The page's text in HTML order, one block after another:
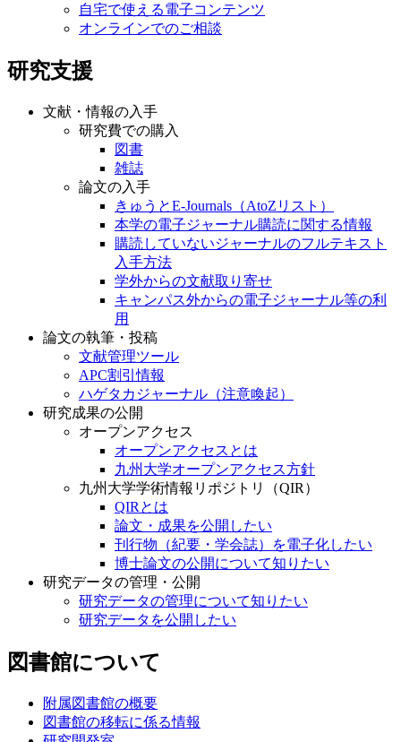
自宅で使える電子コンテンツ
オンラインでのご相談
研究支援
文献・情報の入手
研究費での購入
図書
雑誌
論文の入手
きゅうとE-Journals（AtoZリスト）
本学の電子ジャーナル購読に関する情報
購読していないジャーナルのフルテキスト
入手方法
学外からの文献取り寄せ
キャンパス外からの電子ジャーナル等の利
用
論文の執筆・投稿
文献管理ツール
APC割引情報
ハゲタカジャーナル（注意喚起）
研究成果の公開
オープンアクセス
オープンアクセスとは
九州大学オープンアクセス方針
九州大学学術情報リポジトリ（QIR）
QIRとは
論文・成果を公開したい
刊行物（紀要・学会誌）を電子化したい
博士論文の公開について知りたい
研究データの管理・公開
研究データの管理について知りたい
研究データを公開したい
図書館について
附属図書館の概要
図書館の移転に係る情報